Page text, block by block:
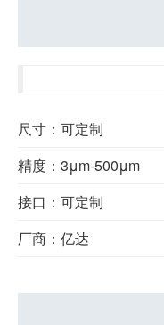
尺寸：可定制
精度：3μm-500μm
接口：可定制
厂商：亿达